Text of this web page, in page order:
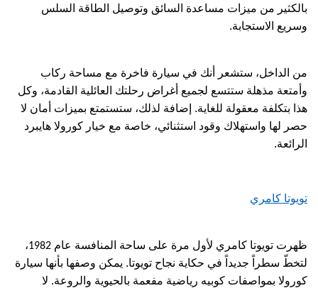
بالكثير من ميزات مساعدة السائق وتوصيل الطاقة السلس
وسريع الاستجابة.
من الداخل، ستشعر أنك في سيارة فاخرة مع مساحة ركاب
وأمتعة مذهلة ستتسع لجميع أغراض رحلتك العائلية القادمة، وكل
هذا بتكلفة معقولة للغاية. إضافة لذلك، ستستمتع بميزات أمان لا
حصر لها واستهلاك وقود استثنائي، خاصة مع خيار كورولا هايبرد
الرائعة.
تويوتا كامري
ظهرت تويوتا كامري لأول مرة على ساحة المنافسة عام 1982،
لتخطّ سطراً جديداً في حكاية نجاح تويوتا. يمكن وصفها بأنها سيارة
كورولا بمواصفات كوبيه رياضية مفعمة بالحيوية والروعة. لا